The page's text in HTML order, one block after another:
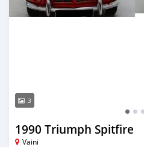
3
1990 Triumph Spitfire
Vaini